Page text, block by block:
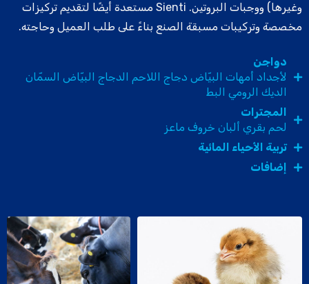
وغيرها) ووجبات البروتين. Sienti مستعدة أيضًا لتقديم تركيزات
مخصصة وتركيبات مسبقة الصنع بناءً على طلب العميل وحاجته.
دواجن
لأجداد أمهات البيّاض دجاج اللاحم الدجاج البيّاض السمّان
الديك الرومي البط
المجترات
لحم بقري ألبان خروف ماعز
تربية الأحياء المائية
إضافات